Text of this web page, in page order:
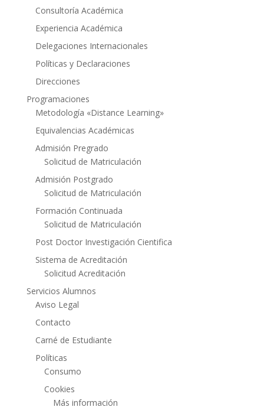
Consultoría Académica
Experiencia Académica
Delegaciones Internacionales
Políticas y Declaraciones
Direcciones
Programaciones
Metodología «Distance Learning»
Equivalencias Académicas
Admisión Pregrado
Solicitud de Matriculación
Admisión Postgrado
Solicitud de Matriculación
Formación Continuada
Solicitud de Matriculación
Post Doctor Investigación Cientifica
Sistema de Acreditación
Solicitud Acreditación
Servicios Alumnos
Aviso Legal
Contacto
Carné de Estudiante
Políticas
Consumo
Cookies
Más información